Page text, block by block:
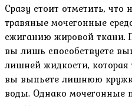
Сразу стоит отметить, что
травяные мочегонные
сжиганию жировой ткани.
вы лишь способствуете
лишней жидкости, которая
вы выпьете лишнюю
воды. Однако мочегонные